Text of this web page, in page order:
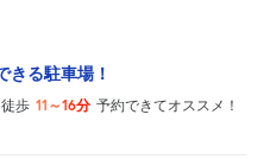
きる駐車場！
徒歩 11～16分 予約できてオススメ！